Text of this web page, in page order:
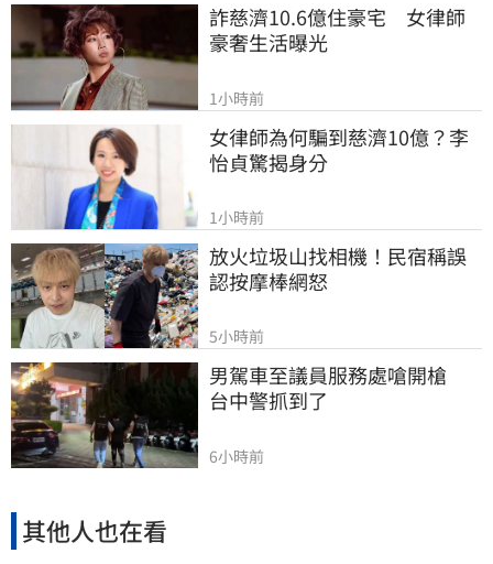
詐慈濟10.6億住豪宅　女律師
豪奢生活曝光
1小時前
女律師為何騙到慈濟10億？李
怡貞驚揭身分
1小時前
放火垃圾山找相機！民宿稱誤
認按摩棒網怒
5小時前
男駕車至議員服務處嗆開槍
台中警抓到了
6小時前
其他人也在看